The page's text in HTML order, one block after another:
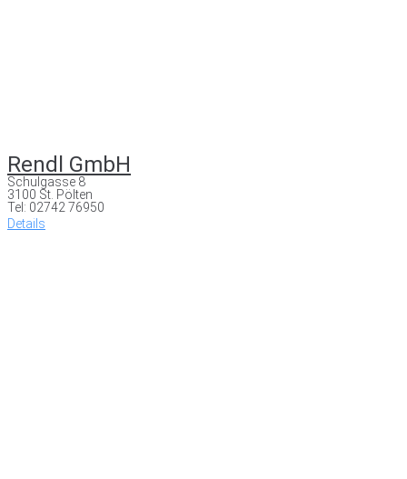
Rendl GmbH
Schulgasse 8
3100 St. Pölten
Tel: 02742 76950
Details